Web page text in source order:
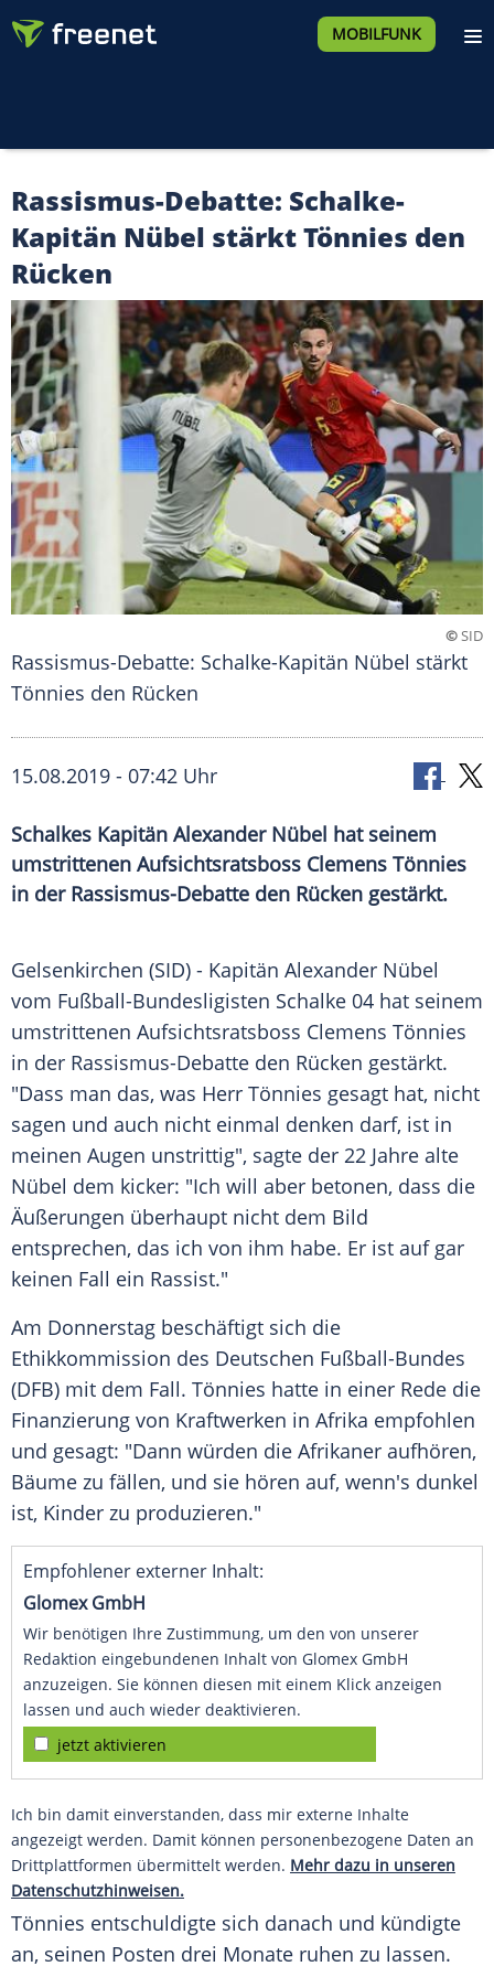
MOBILFUNK
Rassismus-Debatte: Schalke-
Kapitän Nübel stärkt Tönnies den
Rücken
©SID
Rassismus-Debatte: Schalke-Kapitän Nübel stärkt
Tönnies den Rücken
15.08.2019 - 07:42 Uhr
Schalkes Kapitän Alexander Nübel hat seinem
umstrittenen Aufsichtsratsboss Clemens Tönnies
in der Rassismus-Debatte den Rücken gestärkt.
Gelsenkirchen (SID) - Kapitän Alexander Nübel
vom Fußball-Bundesligisten Schalke 04 hat seinem
umstrittenen Aufsichtsratsboss Clemens Tönnies
in der Rassismus-Debatte den Rücken gestärkt.
"Dass man das, was Herr Tönnies gesagt hat, nicht
sagen und auch nicht einmal denken darf, ist in
meinen Augen unstrittig", sagte der 22 Jahre alte
Nübel dem kicker: "Ich will aber betonen, dass die
Äußerungen überhaupt nicht dem Bild
entsprechen, das ich von ihm habe. Er ist auf gar
keinen Fall ein Rassist."
Am Donnerstag beschäftigt sich die
Ethikkommission des Deutschen Fußball-Bundes
(DFB) mit dem Fall. Tönnies hatte in einer Rede die
Finanzierung von Kraftwerken in Afrika empfohlen
und gesagt: "Dann würden die Afrikaner aufhören,
Bäume zu fällen, und sie hören auf, wenn's dunkel
ist, Kinder zu produzieren."
Empfohlener externer Inhalt:
Glomex GmbH
Wir benötigen Ihre Zustimmung, um den von unserer
Redaktion eingebundenen Inhalt von Glomex GmbH
anzuzeigen. Sie können diesen mit einem Klick anzeigen
lassen und auch wieder deaktivieren.
jetzt aktivieren
Ich bin damit einverstanden, dass mir externe Inhalte
angezeigt werden. Damit können personenbezogene Daten an
Drittplattformen übermittelt werden. Mehr dazu in unseren
Datenschutzhinweisen.
Tönnies entschuldigte sich danach und kündigte
an, seinen Posten drei Monate ruhen zu lassen.